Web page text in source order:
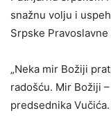
snažnu volju i
Srpske
„Neka mir Božiji
radošću. Mir Božiji
predsednika Vučića.